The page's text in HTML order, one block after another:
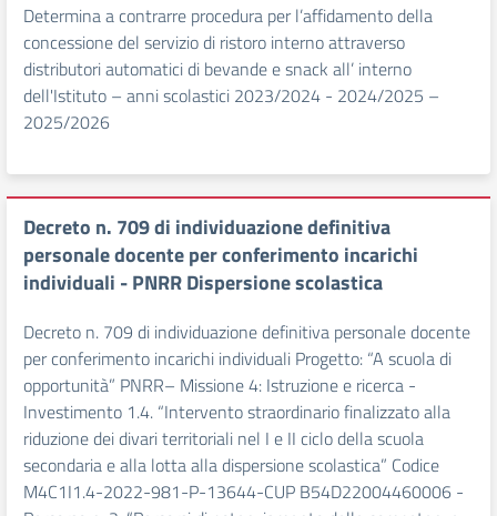
Determina a contrarre procedura per l’affidamento della
concessione del servizio di ristoro interno attraverso
distributori automatici di bevande e snack all’ interno
dell'Istituto – anni scolastici 2023/2024 - 2024/2025 –
2025/2026
Decreto n. 709 di individuazione definitiva
personale docente per conferimento incarichi
individuali - PNRR Dispersione scolastica
Decreto n. 709 di individuazione definitiva personale docente
per conferimento incarichi individuali Progetto: “A scuola di
opportunità” PNRR– Missione 4: Istruzione e ricerca -
Investimento 1.4. “Intervento straordinario finalizzato alla
riduzione dei divari territoriali nel I e II ciclo della scuola
secondaria e alla lotta alla dispersione scolastica” Codice
M4C1I1.4-2022-981-P-13644-CUP B54D22004460006 -